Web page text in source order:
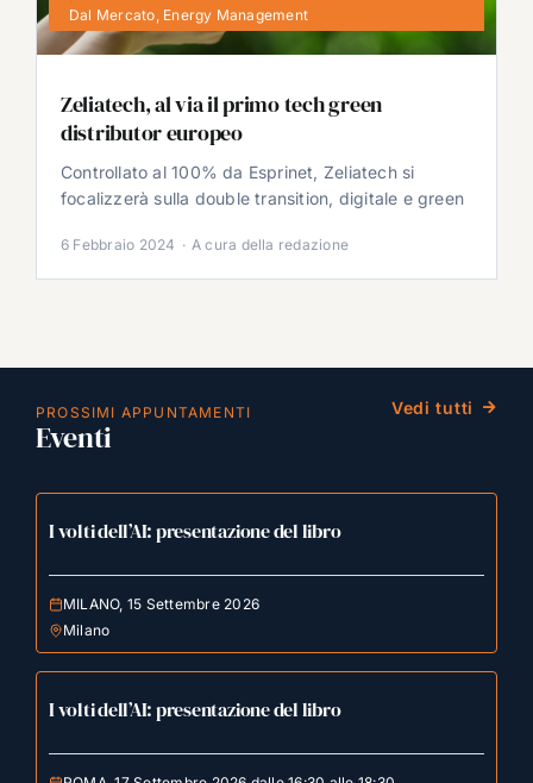
Dal Mercato Energy Management
Zeliatech, al via il primo tech green
distributor europeo
Controllato al 100% da Esprinet, Zeliatech si
focalizzerà sulla double transition, digitale e green
6 Febbraio 2024 · A cura della redazione
PROSSIMI APPUNTAMENTI
Eventi
Vedi tutti
I volti dell’AI: presentazione del libro
MILANO, 15 Settembre 2026
Milano
I volti dell’AI: presentazione del libro